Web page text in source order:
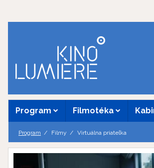
Program Filmotéka
Program Filmy Virtuálna priateľka